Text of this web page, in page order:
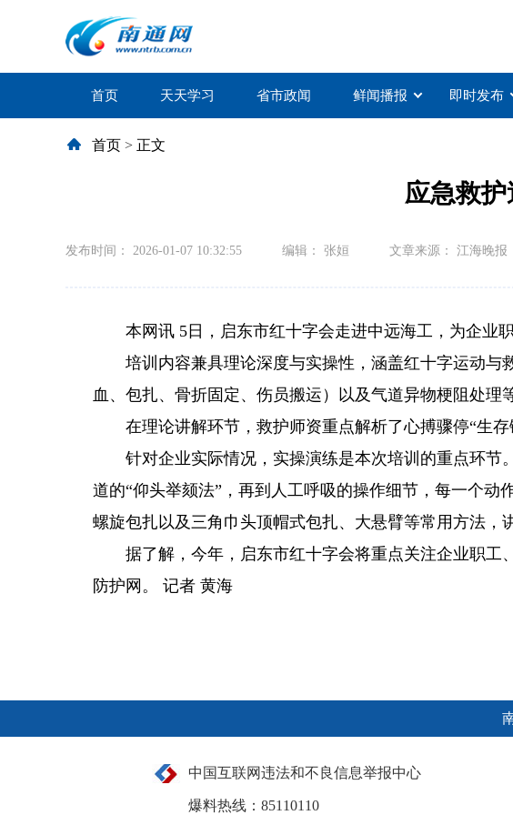
首页 天天学习 省市政闻 鲜闻播报 即时发布
首页 > 正文
应急救
发布时间： 2026-01-07 10:32:55 编辑： 张姮 文章来源： 江海晚报
本网讯 5日，启东市红十字会走进中远海工，为企业
培训内容兼具理论深度与实操性，涵盖红十字运动与
血、包扎、骨折固定、伤员搬运）以及气道异物梗阻处理
在理论讲解环节，救护师资重点解析了心搏骤停“生
针对企业实际情况，实操演练是本次培训的重点环
道的“仰头举颏法”，再到人工呼吸的操作细节，每一个动
螺旋包扎以及三角巾头顶帽式包扎、大悬臂等常用方法，
据了解，今年，启东市红十字会将重点关注企业职
防护网。 记者 黄海
中国互联网违法和不良信息举报中心
爆料热线：85110110